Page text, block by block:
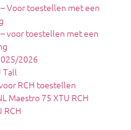
Voor toestellen met een
voor toestellen met een
2026
Tall
RCH toestellen
Maestro 75 XTU RCH
RCH